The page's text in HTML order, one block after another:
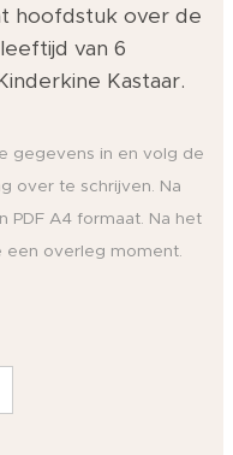
hoofdstuk over de
van 6
Kastaar.
gegevens in en volg de
over te schrijven. Na
PDF A4 formaat. Na het
een overleg moment.